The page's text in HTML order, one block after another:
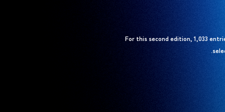
For this second edition, 1,033